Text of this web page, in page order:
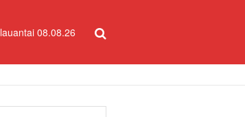
lauantai 08.08.26